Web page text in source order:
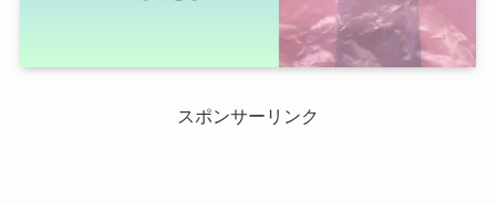
スポンサーリンク